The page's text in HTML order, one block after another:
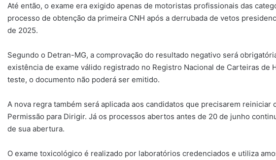
Até então, o exame era exigido apenas de motoristas profissionais das
processo de obtenção da primeira CNH após a derrubada de vetos
de 2025.
Segundo o Detran-MG, a comprovação do resultado negativo será
existência de exame válido registrado no Registro Nacional de Carteiras de
teste, o documento não poderá ser emitido.
A nova regra também será aplicada aos candidatos que precisarem reiniciar
Permissão para Dirigir. Já os processos abertos antes de 20 de junho
de sua abertura.
O exame toxicológico é realizado por laboratórios credenciados e utiliza